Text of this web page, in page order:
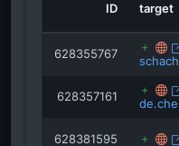
ID target
628355767
628357161
628381595